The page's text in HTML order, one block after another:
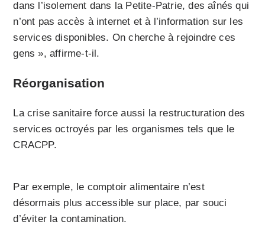
dans l’isolement dans la Petite-Patrie, des aînés qui
n’ont pas accès à internet et à l’information sur les
services disponibles. On cherche à rejoindre ces
gens », affirme-t-il.
Réorganisation
La crise sanitaire force aussi la restructuration des
services octroyés par les organismes tels que le
CRACPP.
Par exemple, le comptoir alimentaire n’est
désormais plus accessible sur place, par souci
d’éviter la contamination.